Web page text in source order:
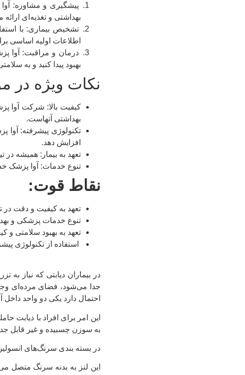
پیشگیری و مشاوره:
بهداشتی و تغذیه‌ای
تشخیص بیماری: با
اطلاعات اولیه اساسی
درمان و مراقبت: آوا
بهبود پیدا کنید و به
نکات ویژه در
کیفیت بالا: شرکت آوا
بهداشتی آنهاست.
تکنولوژی پیشرفته: آوا
افزایش دهد.
تعهد به بیمار: همیشه در
تنوع خدمات: آوا پزشک
نقاط قوت:
تعهد به کیفیت و دقت
تنوع خدمات پزشکی و
تعهد به بهبود سلامتی و
استفاده از تکنولوژی
در بیماران دیابتی که نیاز
جدا می‌شود، فضای مرده‏‌ای
احتمال دارد یکی دو واحد داخل
این امر برای افراد با دیابت
به سوزن چسبیده و غیر قابل
در بسته بندی سرنگ‌های
این لنز به بدنه سرنگ متصل